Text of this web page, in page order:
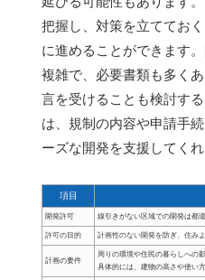
把握し、対策を立ててお
に進めることができます
複雑で、必要書類も多く
言を受けることも検討す
は、規制の内容や申請手
ーズな開発を支援してくれ
項目
開発許可 線引きがない区域での開発は都
許可の目的 計画性のない開発を防ぎ、住み
計画の要件
周りの環境や住民の暮らしへの
具体的には、建物の高さや使い